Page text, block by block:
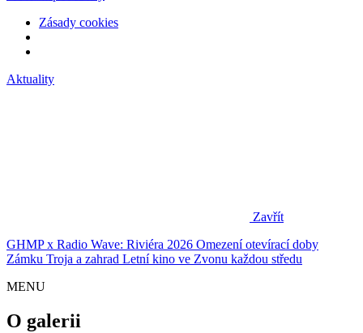
Zásady cookies
Aktuality
Zavřít
GHMP x Radio Wave: Riviéra 2026 Omezení otevírací doby
Zámku Troja a zahrad Letní kino ve Zvonu každou středu
MENU
O galerii